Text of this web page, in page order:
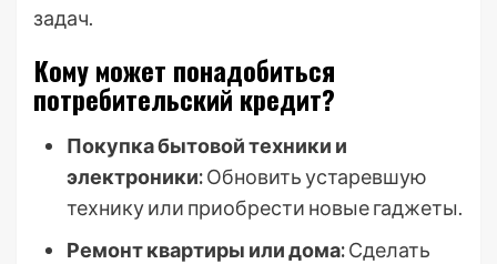
задач.
Кому может понадобиться
потребительский кредит?
Покупка бытовой техники и
электроники:Обновить устаревшую
технику или приобрести новые гаджеты.
Ремонт квартиры или дома:Сделать